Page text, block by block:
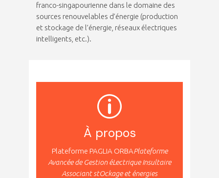
franco-singapourienne dans le domaine des
sources renouvelables d’énergie (production
et stockage de l’énergie, réseaux électriques
intelligents, etc.).
À propos
Plateforme PAGLIA ORBAPlateforme
Avancée de Gestion éLectrique Insultaire
Associant stOckage et énergies